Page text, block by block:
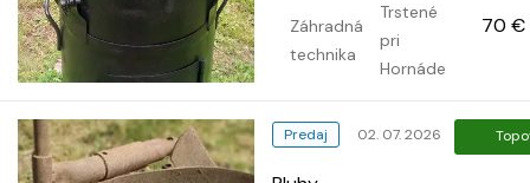
Záhradná
technika
Trstené
pri
Hornáde
70 €
Predaj 02. 07. 2026